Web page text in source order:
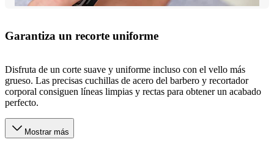
Garantiza un recorte uniforme
Disfruta de un corte suave y uniforme incluso con el vello más
grueso. Las precisas cuchillas de acero del barbero y recortador
corporal consiguen líneas limpias y rectas para obtener un acabado
perfecto.
Mostrar más